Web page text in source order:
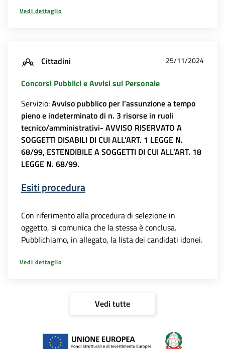
Vedi dettaglio
Cittadini 25/11/2024
Concorsi Pubblici e Avvisi sul Personale
Servizio:Avviso pubblico per l’assunzione a tempo
pieno e indeterminato di n. 3 risorse in ruoli
tecnico/amministrativi- AVVISO RISERVATO A
SOGGETTI DISABILI DI CUI ALL’ART. 1 LEGGE N.
68/99, ESTENDIBILE A SOGGETTI DI CUI ALL’ART. 18
LEGGE N. 68/99.
Esiti procedura
Con riferimento alla procedura di selezione in
oggetto, si comunica che la stessa è conclusa.
Pubblichiamo, in allegato, la lista dei candidati idonei.
Vedi dettaglio
Vedi tutte